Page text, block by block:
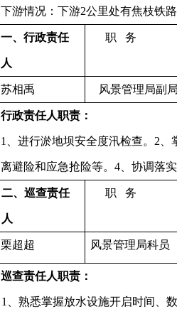
下游情况：下游2公里处有焦枝铁
一、行政责任
人
职 务
苏相禹 风景管理局副
行政责任人职责：
1、进行淤地坝安全度汛检查。2
离避险和应急抢险等。4、协调落
二、 巡查责任
人
职 务
栗超超 风景管理局科员
巡查责任人职责：
1、熟悉掌握放水设施开启时间、